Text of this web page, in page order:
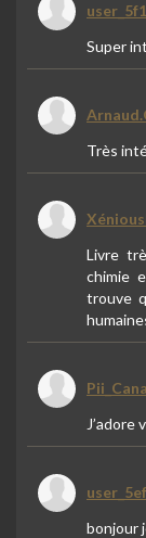
Super
Très
Livre
chimie
trouve
Pii_Cana
J’adore
bonjour